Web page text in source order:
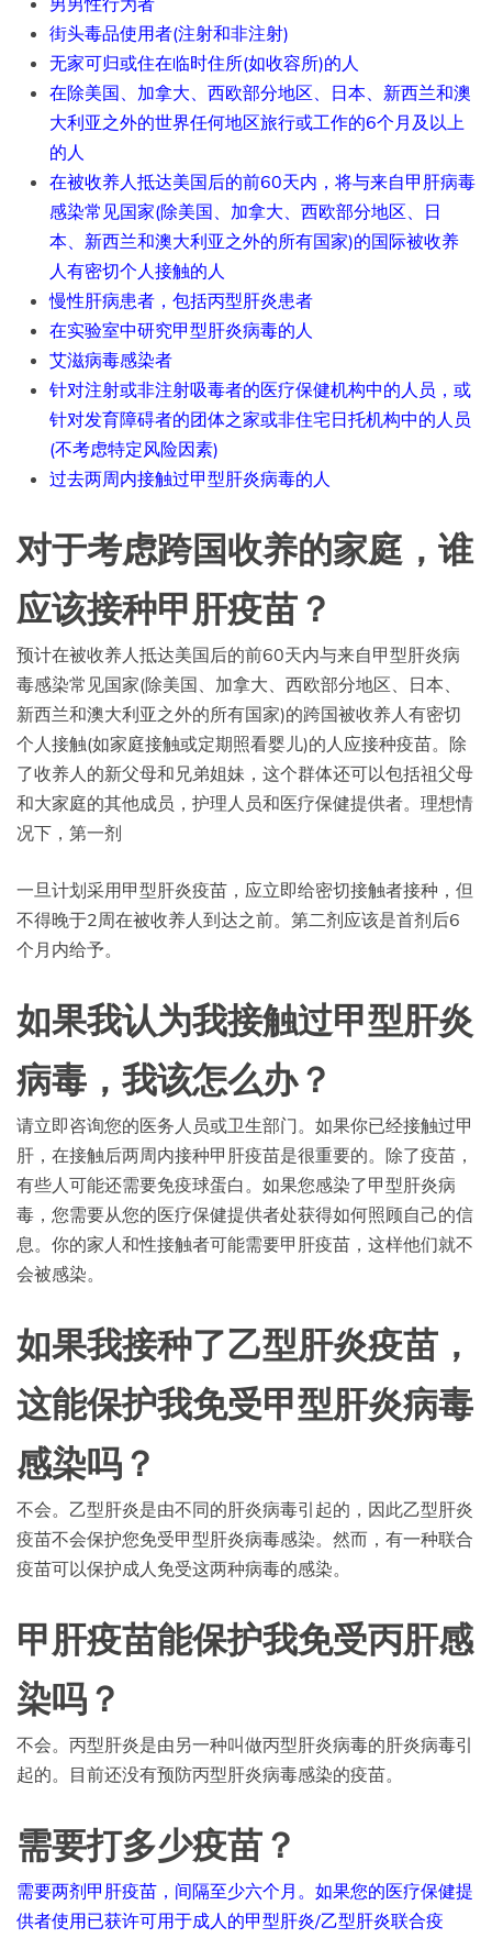
街头毒品使用者(注射和非注射)
无家可归或住在临时住所(如收容所)的人
在除美国、加拿大、西欧部分地区、日本、新西兰和澳
大利亚之外的世界任何地区旅行或工作的6个月及以上
的人
在被收养人抵达美国后的前60天内，将与来自甲肝病毒
感染常见国家(除美国、加拿大、西欧部分地区、日
本、新西兰和澳大利亚之外的所有国家)的国际被收养
人有密切个人接触的人
慢性肝病患者，包括丙型肝炎患者
在实验室中研究甲型肝炎病毒的人
艾滋病毒感染者
针对注射或非注射吸毒者的医疗保健机构中的人员，或
针对发育障碍者的团体之家或非住宅日托机构中的人员
(不考虑特定风险因素)
过去两周内接触过甲型肝炎病毒的人
对于考虑跨国收养的家庭，谁
应该接种甲肝疫苗？
预计在被收养人抵达美国后的前60天内与来自甲型肝炎病
毒感染常见国家(除美国、加拿大、西欧部分地区、日本、
新西兰和澳大利亚之外的所有国家)的跨国被收养人有密切
个人接触(如家庭接触或定期照看婴儿)的人应接种疫苗。除
了收养人的新父母和兄弟姐妹，这个群体还可以包括祖父母
和大家庭的其他成员，护理人员和医疗保健提供者。理想情
况下，第一剂
一旦计划采用甲型肝炎疫苗，应立即给密切接触者接种，但
不得晚于2周在被收养人到达之前。第二剂应该是首剂后6
个月内给予。
如果我认为我接触过甲型肝炎
病毒，我该怎么办？
请立即咨询您的医务人员或卫生部门。如果你已经接触过甲
肝，在接触后两周内接种甲肝疫苗是很重要的。除了疫苗，
有些人可能还需要免疫球蛋白。如果您感染了甲型肝炎病
毒，您需要从您的医疗保健提供者处获得如何照顾自己的信
息。你的家人和性接触者可能需要甲肝疫苗，这样他们就不
会被感染。
如果我接种了乙型肝炎疫苗，
这能保护我免受甲型肝炎病毒
感染吗？
不会。乙型肝炎是由不同的肝炎病毒引起的，因此乙型肝炎
疫苗不会保护您免受甲型肝炎病毒感染。然而，有一种联合
疫苗可以保护成人免受这两种病毒的感染。
甲肝疫苗能保护我免受丙肝感
染吗？
不会。丙型肝炎是由另一种叫做丙型肝炎病毒的肝炎病毒引
起的。目前还没有预防丙型肝炎病毒感染的疫苗。
需要打多少疫苗？
需要两剂甲肝疫苗，间隔至少六个月。如果您的医疗保健提
供者使用已获许可用于成人的甲型肝炎/乙型肝炎联合疫